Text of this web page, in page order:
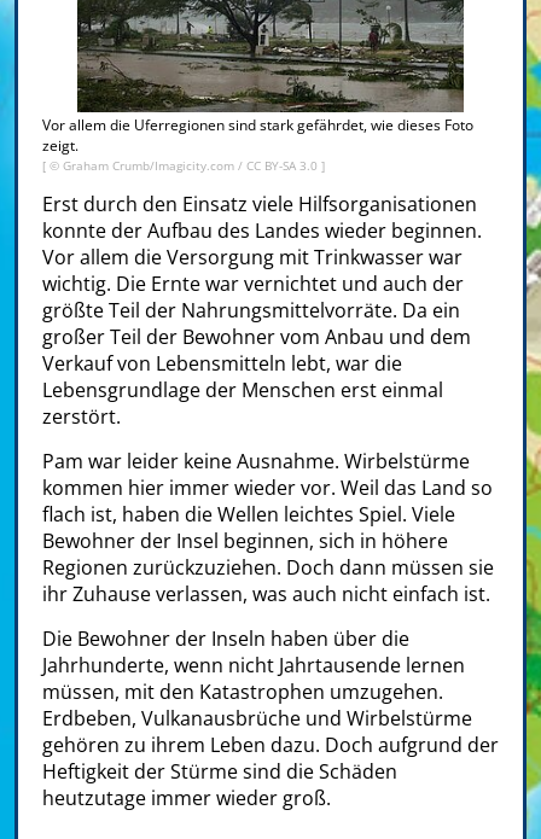
Vor allem die Uferregionen sind stark gefährdet, wie dieses Foto
zeigt.
[ © Graham Crumb/Imagicity.com / CC BY-SA 3.0 ]
Erst durch den Einsatz viele Hilfsorganisationen
konnte der Aufbau des Landes wieder beginnen.
Vor allem die Versorgung mit Trinkwasser war
wichtig. Die Ernte war vernichtet und auch der
größte Teil der Nahrungsmittelvorräte. Da ein
großer Teil der Bewohner vom Anbau und dem
Verkauf von Lebensmitteln lebt, war die
Lebensgrundlage der Menschen erst einmal
zerstört.
Pam war leider keine Ausnahme. Wirbelstürme
kommen hier immer wieder vor. Weil das Land so
flach ist, haben die Wellen leichtes Spiel. Viele
Bewohner der Insel beginnen, sich in höhere
Regionen zurückzuziehen. Doch dann müssen sie
ihr Zuhause verlassen, was auch nicht einfach ist.
Die Bewohner der Inseln haben über die
Jahrhunderte, wenn nicht Jahrtausende lernen
müssen, mit den Katastrophen umzugehen.
Erdbeben, Vulkanausbrüche und Wirbelstürme
gehören zu ihrem Leben dazu. Doch aufgrund der
Heftigkeit der Stürme sind die Schäden
heutzutage immer wieder groß.